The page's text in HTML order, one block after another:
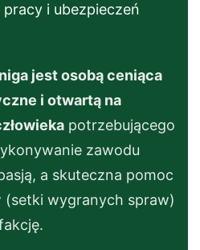
i ubezpieczeń
jest osobą ceniąca
i otwartą na
potrzebującego
zawodu
a skuteczna pomoc
(setki wygranych spraw)